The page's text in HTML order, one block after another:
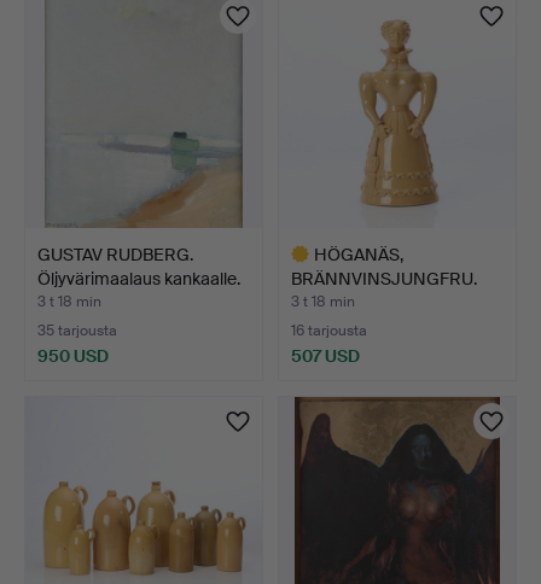
GUSTAV RUDBERG.
Öljyvärimaalaus kankaalle.
…
3 t 18 min
35 tarjousta
950 USD
HÖGANÄS,
BRÄNNVINSJUNGFRU.
Glaserad kerami…
3 t 18 min
16 tarjousta
507 USD
esine